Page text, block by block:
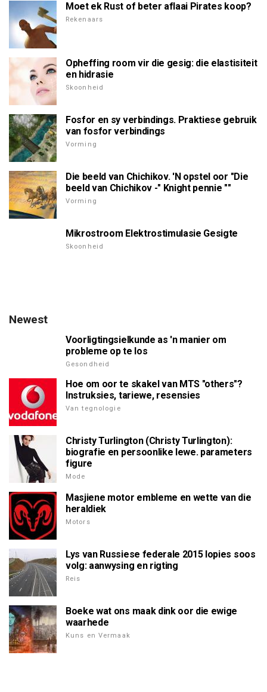
Moet ek Rust of beter aflaai Pirates koop?
Rekenaars
Opheffing room vir die gesig: die elastisiteit
en hidrasie
Skoonheid
Fosfor en sy verbindings. Praktiese gebruik
van fosfor verbindings
Vorming
Die beeld van Chichikov. 'N opstel oor "Die
beeld van Chichikov -" Knight pennie ""
Vorming
Mikrostroom Elektrostimulasie Gesigte
Skoonheid
Newest
Voorligtingsielkunde as 'n manier om
probleme op te los
Gesondheid
Hoe om oor te skakel van MTS "others"?
Instruksies, tariewe, resensies
Van tegnologie
Christy Turlington (Christy Turlington):
biografie en persoonlike lewe. parameters
figure
Mode
Masjiene motor embleme en wette van die
heraldiek
Motors
Lys van Russiese federale 2015 lopies soos
volg: aanwysing en rigting
Reis
Boeke wat ons maak dink oor die ewige
waarhede
Kuns en Vermaak